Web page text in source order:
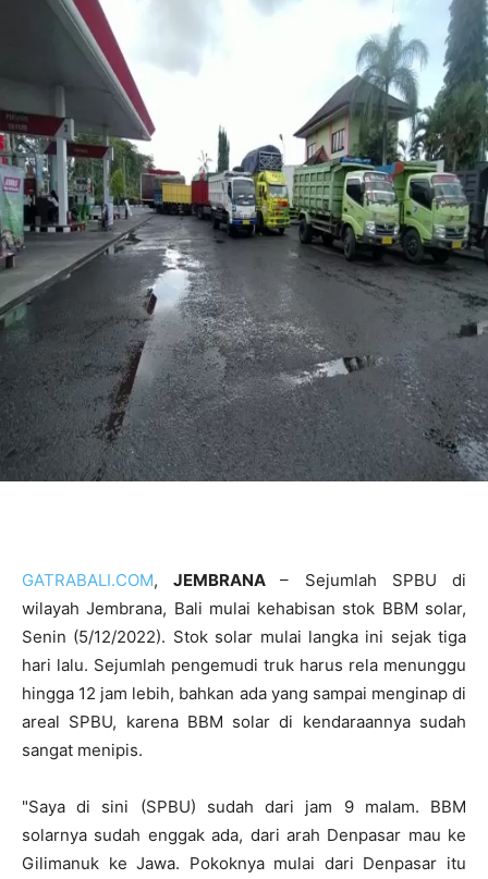
GATRABALI.COM,JEMBRANA– Sejumlah SPBU di
wilayah Jembrana, Bali mulai kehabisan stok BBM solar,
Senin (5/12/2022). Stok solar mulai langka ini sejak tiga
hari lalu. Sejumlah pengemudi truk harus rela menunggu
hingga 12 jam lebih, bahkan ada yang sampai menginap di
areal SPBU, karena BBM solar di kendaraannya sudah
sangat menipis.
"Saya di sini (SPBU) sudah dari jam 9 malam. BBM
solarnya sudah enggak ada, dari arah Denpasar mau ke
Gilimanuk ke Jawa. Pokoknya mulai dari Denpasar itu